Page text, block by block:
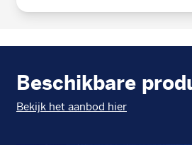
Beschikbare
Bekijk het aanbod hier